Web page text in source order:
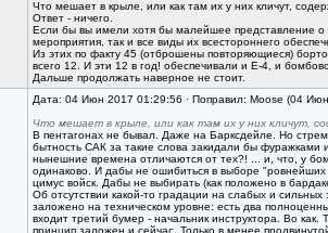
Что мешает в крыле, или как там их у них кличут,
Ответ - ничего.
Если бы вы имели хотя бы малейшее представление о
мероприятия, так и все виды их всестороннего
Из этих по факту 45 (отброшены повторяющиеся)
всего 12. И эти 12 в год! обеспечивали и Е-4, и
Дальше продолжать наверное не стоит.
Дата: 04 Июн 2017 01:29:56 · Поправил: Moose (04
Что мешает в крыле, или как там их у них кличут,
В пентагонах не бывал. Даже на Барксдейле. Но
бытность САК за такие слова закидали бы
нынешние времена отличаются от тех?! ... и, что, у
одинаково. И дабы не ошибиться в выборе
цимус войск. Дабы не выбирать (как положено в
Об отсутствии какой-то градации на слабых и
заложено на техническом уровне: есть два
входит третий бумер - начальник инструктора. Во
принцип заложен и сейчас. Только в менее